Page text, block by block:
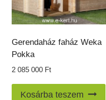
Gerendaház faház Weka
Pokka
2 085 000 Ft
Kosárba teszem